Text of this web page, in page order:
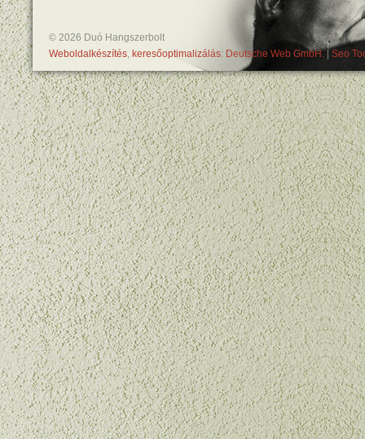
© 2026 Duó Hangszerbolt
Weboldalkészítés, keresőoptimalizálás: Deutsche Web GmbH. Seo